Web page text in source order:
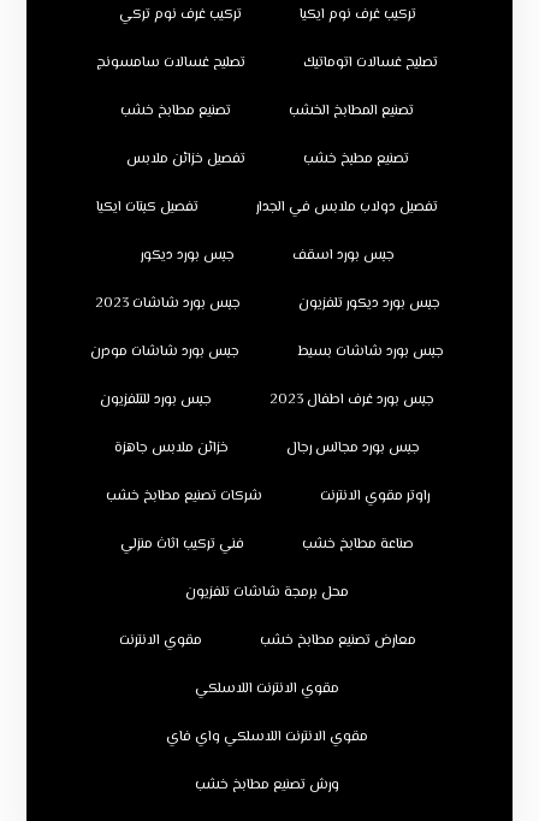
تركيب غرف نوم ايكيا تركيب غرف نوم تركي
تصليح غسالات اتوماتيك تصليح غسالات سامسونج
تصنيع المطابخ الخشب تصنيع مطابخ خشب
تصنيع مطبخ خشب تفصيل خزائن ملابس
تفصيل دولاب ملابس في الجدار تفصيل كبتات ايكيا
جبس بورد اسقف جبس بورد ديكور
جبس بورد ديكور تلفزيون جبس بورد شاشات 2023
جبس بورد شاشات بسيط جبس بورد شاشات مودرن
جبس بورد غرف اطفال 2023 جبس بورد للتلفزيون
جبس بورد مجالس رجال خزائن ملابس جاهزة
راوتر مقوي الانترنت شركات تصنيع مطابخ خشب
صناعة مطابخ خشب فني تركيب اثاث منزلي
محل برمجة شاشات تلفزيون
معارض تصنيع مطابخ خشب مقوي الانترنت
مقوي الانترنت اللاسلكي
مقوي الانترنت اللاسلكي واي فاي
ورش تصنيع مطابخ خشب